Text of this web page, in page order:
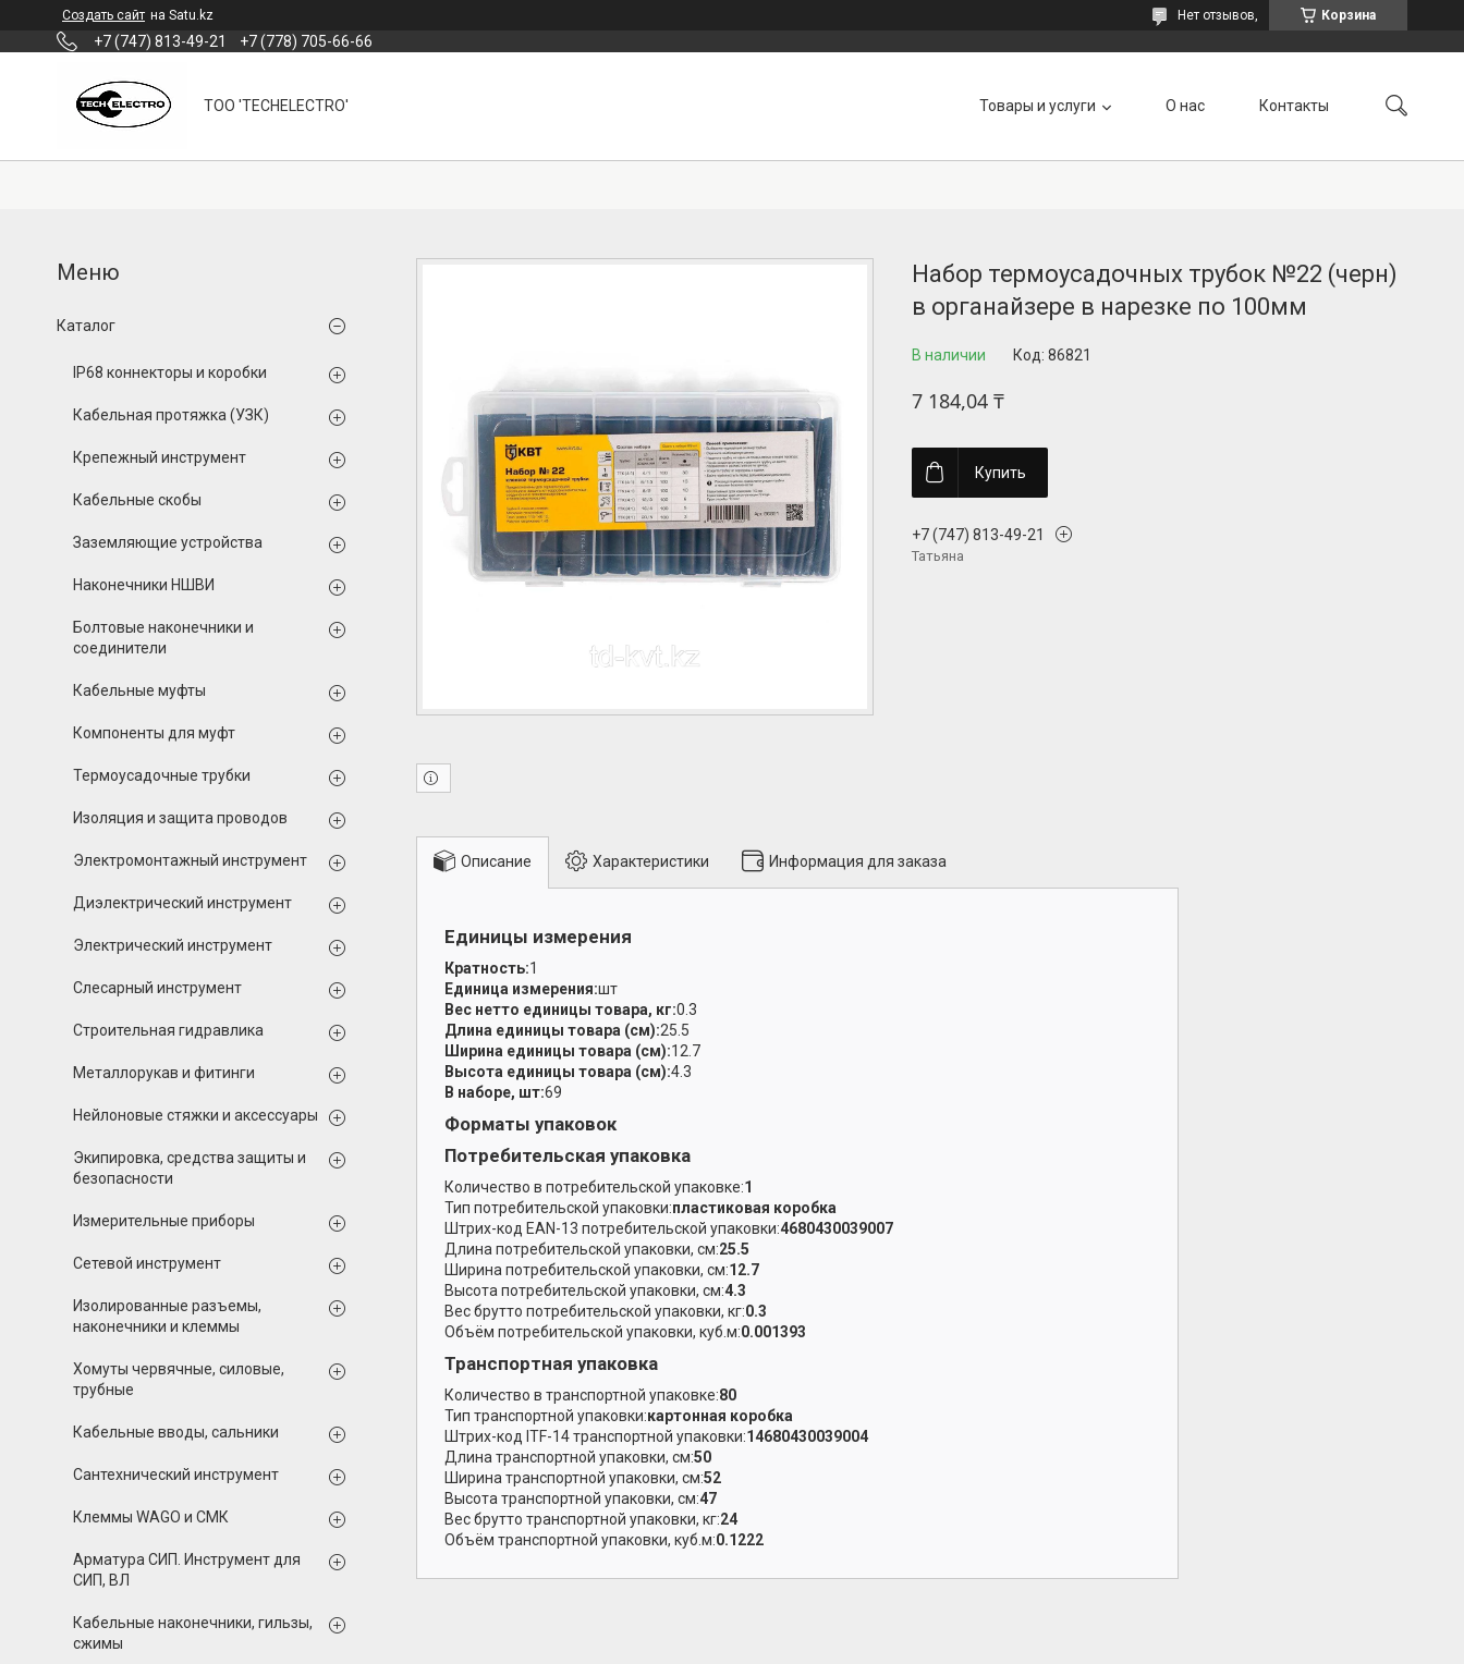
Создать сайт на Satu.kz Корзина
Нет отзывов,
+7 (747) 813-49-21 +7 (778) 705-66-66
ТОО 'TECHELECTRO' Товары и услуги О нас Контакты
Набор термоусадочных трубок №22 (черн)
в органайзере в нарезке по 100мм
В наличии Код: 86821
7 184,04 ₸
Купить
+7 (747) 813-49-21
Татьяна
Описание Характеристики Информация для заказа
Единицы измерения
Кратность:1
Единица измерения:шт
Вес нетто единицы товара, кг:0.3
Длина единицы товара (см):25.5
Ширина единицы товара (см):12.7
Высота единицы товара (см):4.3
В наборе, шт:69
Форматы упаковок
Потребительская упаковка
Количество в потребительской упаковке:1
Тип потребительской упаковки:пластиковая коробка
Штрих-код EAN-13 потребительской упаковки:4680430039007
Длина потребительской упаковки, см:25.5
Ширина потребительской упаковки, см:12.7
Высота потребительской упаковки, см:4.3
Вес брутто потребительской упаковки, кг:0.3
Объём потребительской упаковки, куб.м:0.001393
Транспортная упаковка
Количество в транспортной упаковке:80
Тип транспортной упаковки:картонная коробка
Штрих-код ITF-14 транспортной упаковки:14680430039004
Длина транспортной упаковки, см:50
Ширина транспортной упаковки, см:52
Высота транспортной упаковки, см:47
Вес брутто транспортной упаковки, кг:24
Объём транспортной упаковки, куб.м:0.1222
Каталог
IP68 коннекторы и коробки
Кабельная протяжка (УЗК)
Крепежный инструмент
Кабельные скобы
Заземляющие устройства
Наконечники НШВИ
Болтовые наконечники и
соединители
Кабельные муфты
Компоненты для муфт
Термоусадочные трубки
Изоляция и защита проводов
Электромонтажный инструмент
Диэлектрический инструмент
Электрический инструмент
Слесарный инструмент
Строительная гидравлика
Металлорукав и фитинги
Нейлоновые стяжки и аксессуары
Экипировка, средства защиты и
безопасности
Измерительные приборы
Сетевой инструмент
Изолированные разъемы,
наконечники и клеммы
Хомуты червячные, силовые,
трубные
Кабельные вводы, сальники
Сантехнический инструмент
Клеммы WAGO и СМК
Арматура СИП. Инструмент для
СИП, ВЛ
Кабельные наконечники, гильзы,
сжимы